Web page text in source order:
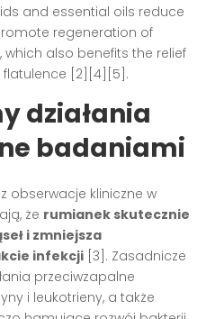
and essential oils reduce
regeneration of
also benefits the relief
[2][4][5] .
działania
badaniami
obserwacje kliniczne w
że rumianek skutecznie
i zmniejsza
infekcji [3] . Zasadnicze
przeciwzapalne
i leukotrieny, a także